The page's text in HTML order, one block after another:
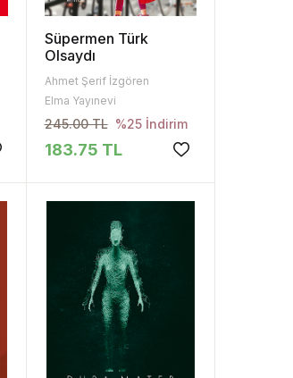
Süpermen Türk
Olsaydı
Ahmet Şerif İzgören
Elma Yayınevi
245.00 TL %25 İndirim
183.75 TL